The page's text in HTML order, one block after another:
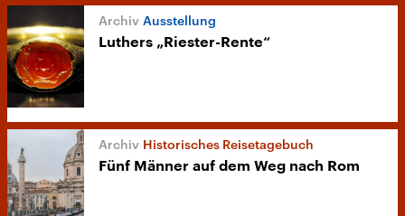
Ausstellung
Luthers „Riester-Rente“
Historisches Reisetagebuch
Fünf Männer auf dem Weg nach Rom